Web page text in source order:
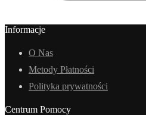
Informacje
O Nas
Metody Płatności
Polityka prywatności
Centrum Pomocy